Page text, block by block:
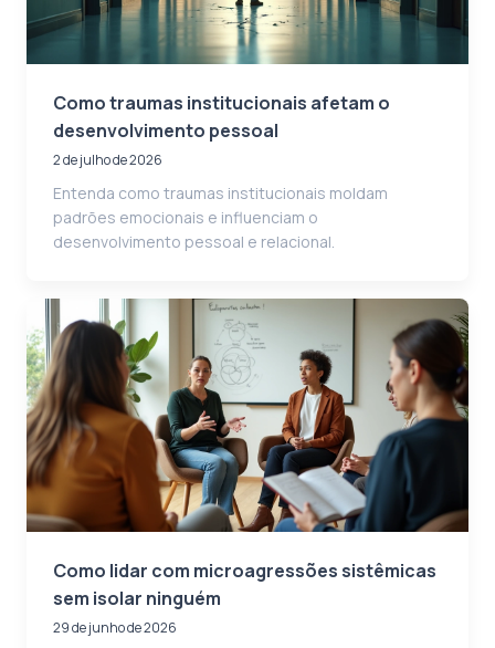
Como traumas institucionais afetam o
desenvolvimento pessoal
2 de julho de 2026
Entenda como traumas institucionais moldam
padrões emocionais e influenciam o
desenvolvimento pessoal e relacional.
Como lidar com microagressões sistêmicas
sem isolar ninguém
29 de junho de 2026